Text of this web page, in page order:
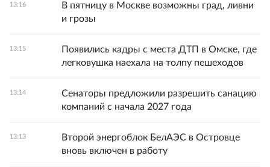
13:16
В пятницу в Москве возможны град, ливни
и грозы
13:15
Появились кадры с места ДТП в Омске, где
легковушка наехала на толпу пешеходов
13:14
Сенаторы предложили разрешить санацию
компаний с начала 2027 года
13:13
Второй энергоблок БелАЭС в Островце
вновь включен в работу